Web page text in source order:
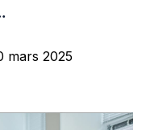
mars 2025